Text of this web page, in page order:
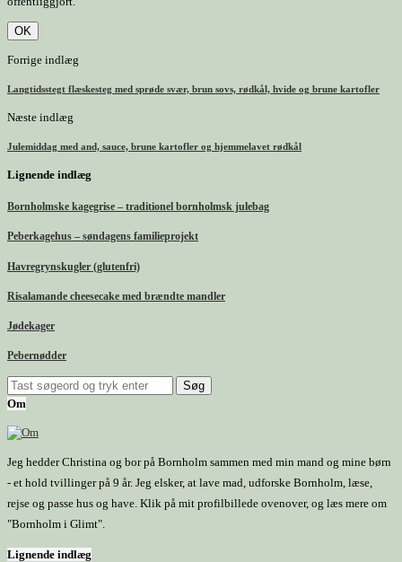
Forrige indlæg
Langtidsstegt flæskesteg med sprøde svær, brun sovs, rødkål, hvide og brune kartofler
Næste indlæg
Julemiddag med and, sauce, brune kartofler og hjemmelavet rødkål
Lignende indlæg
Bornholmske kagegrise – traditionel bornholmsk julebag
Peberkagehus – søndagens familieprojekt
Havregrynskugler (glutenfri)
Risalamande cheesecake med brændte mandler
Jødekager
Pebernødder
Om
Jeg hedder Christina og bor på Bornholm sammen med min mand og mine børn
- et hold tvillinger på 9 år. Jeg elsker, at lave mad, udforske Bornholm, læse,
rejse og passe hus og have. Klik på mit profilbillede ovenover, og læs mere om
"Bornholm i Glimt".
Lignende indlæg